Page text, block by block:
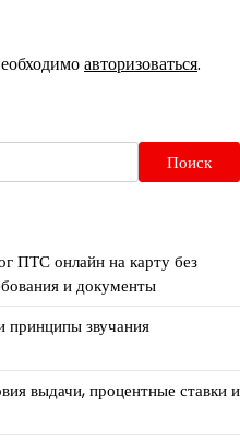
авторизоваться.
Поиск
ПТС онлайн на карту без
и документы
принципы звучания
выдачи, процентные ставки и